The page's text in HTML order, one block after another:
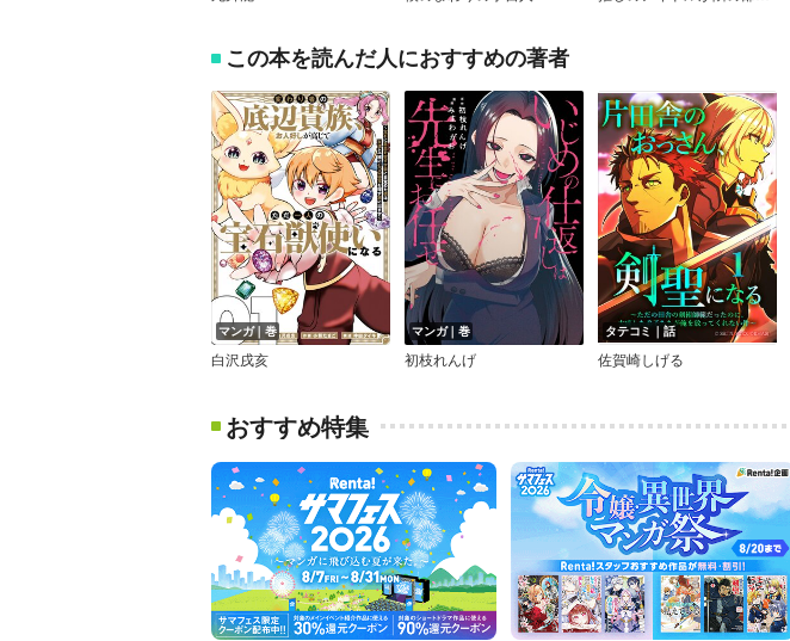
この本を読んだ人におすすめの著者
マンガ｜巻
白沢戌亥
マンガ｜巻
初枝れんげ
タテコミ｜話
佐賀崎しげる
おすすめ特集